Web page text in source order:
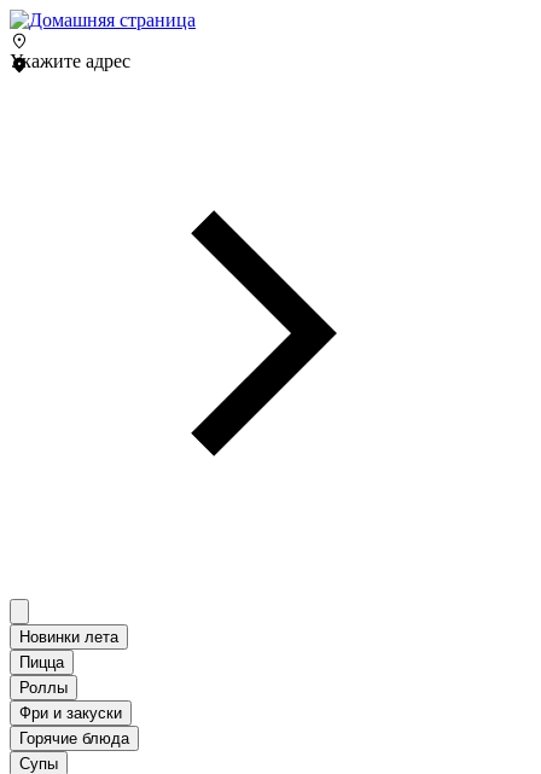
Укажите адрес
Новинки лета
Пицца
Роллы
Фри и закуски
Горячие блюда
Супы